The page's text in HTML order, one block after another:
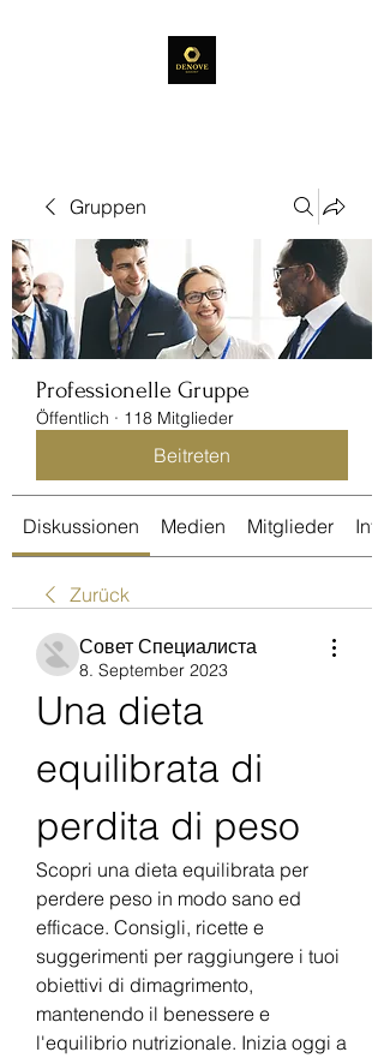
Gruppen
Professionelle Gruppe
Öffentlich · 118 Mitglieder
Beitreten
Diskussionen Medien Mitglieder Info
Zurück
Совет Специалиста
8. September 2023
Una dieta
equilibrata di
perdita di peso
Scopri una dieta equilibrata per
perdere peso in modo sano ed
efficace. Consigli, ricette e
suggerimenti per raggiungere i tuoi
obiettivi di dimagrimento,
mantenendo il benessere e
l'equilibrio nutrizionale. Inizia oggi a